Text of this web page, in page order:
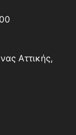
Αττικής,